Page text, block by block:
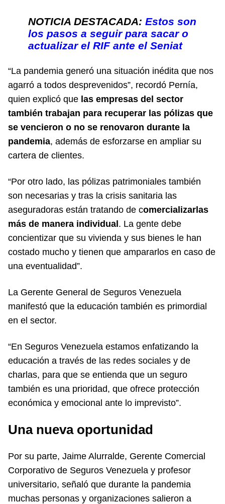
NOTICIA DESTACADA: Estos son
los pasos a seguir para sacar o
actualizar el RIF ante el Seniat
“La pandemia generó una situación inédita que nos
agarró a todos desprevenidos”, recordó Pernía,
quien explicó que las empresas del sector
también trabajan para recuperar las pólizas que
se vencieron o no se renovaron durante la
pandemia, además de esforzarse en ampliar su
cartera de clientes.
“Por otro lado, las pólizas patrimoniales también
son necesarias y tras la crisis sanitaria las
aseguradoras están tratando de comercializarlas
más de manera individual. La gente debe
concientizar que su vivienda y sus bienes le han
costado mucho y tienen que ampararlos en caso de
una eventualidad”.
La Gerente General de Seguros Venezuela
manifestó que la educación también es primordial
en el sector.
“En Seguros Venezuela estamos enfatizando la
educación a través de las redes sociales y de
charlas, para que se entienda que un seguro
también es una prioridad, que ofrece protección
económica y emocional ante lo imprevisto”.
Una nueva oportunidad
Por su parte, Jaime Alurralde, Gerente Comercial
Corporativo de Seguros Venezuela y profesor
universitario, señaló que durante la pandemia
muchas personas y organizaciones salieron a